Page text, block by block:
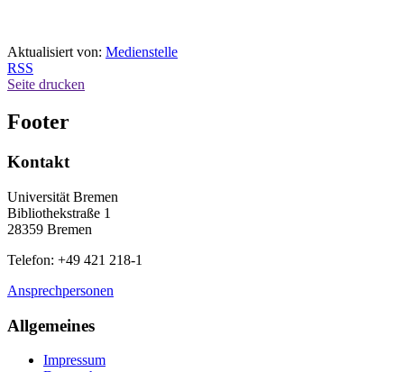
Aktualisiert von: Medienstelle
RSS
Seite drucken
Footer
Kontakt
Universität Bremen
Bibliothekstraße 1
28359 Bremen
Telefon: +49 421 218-1
Ansprechpersonen
Allgemeines
Impressum